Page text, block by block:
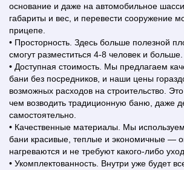
основание и даже на автомобильное
габариты и вес, и перевести сооружение
прицепе.
• Просторность. Здесь больше полезной
смогут разместиться 4-8 человек и больше.
• Доступная стоимость. Мы предлагаем
бани без посредников, и наши цены
возможных расходов на строительство.
чем возводить традиционную баню, даже
самостоятельно.
• Качественные материалы. Мы
бани красивые, теплые и экономичные —
нагреваются и не требуют какого-либо
• Укомплектованность. Внутри уже будет